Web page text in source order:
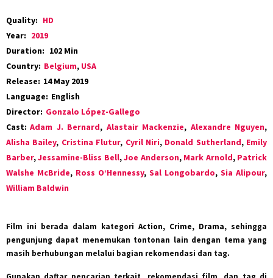
Quality: HD
Year: 2019
Duration: 102 Min
Country: Belgium, USA
Release: 14 May 2019
Language: English
Director: Gonzalo López-Gallego
Cast: Adam J. Bernard, Alastair Mackenzie, Alexandre Nguyen,
Alisha Bailey, Cristina Flutur, Cyril Niri, Donald Sutherland, Emily
Barber,Jessamine-Bliss Bell,Joe Anderson, Mark Arnold, Patrick
Walshe McBride, Ross O’Hennessy, Sal Longobardo, Sia Alipour,
William Baldwin
Film ini berada dalam kategori Action, Crime, Drama, sehingga
pengunjung dapat menemukan tontonan lain dengan tema yang
masih berhubungan melalui bagian rekomendasi dan tag.